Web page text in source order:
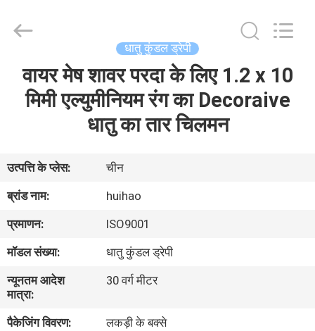
हमारे
बारे
में
कारखाने
का
दौरा
Mesh
Product
Reserved.
धातु कुंडल ड्रेपी
वायर मेष शावर परदा के लिए 1.2 x 10
मिमी एल्युमीनियम रंग का Decoraive
धातु का तार चिलमन
उत्पत्ति के प्लेस:
चीन
ब्रांड नाम:
huihao
प्रमाणन:
ISO9001
मॉडल संख्या:
धातु कुंडल ड्रेपी
न्यूनतम आदेश
मात्रा:
30 वर्ग मीटर
पैकेजिंग विवरण:
लकड़ी के बक्से